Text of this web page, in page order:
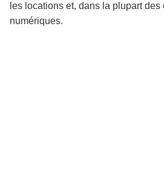
les locations et, dans la plupart des
numériques.